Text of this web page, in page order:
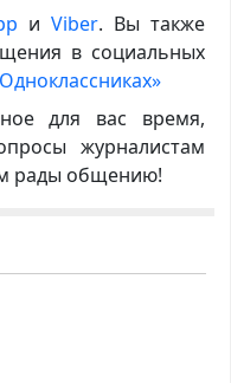
иViber. Вы также
в социальных
для вас время,
журналистам
рады общению!